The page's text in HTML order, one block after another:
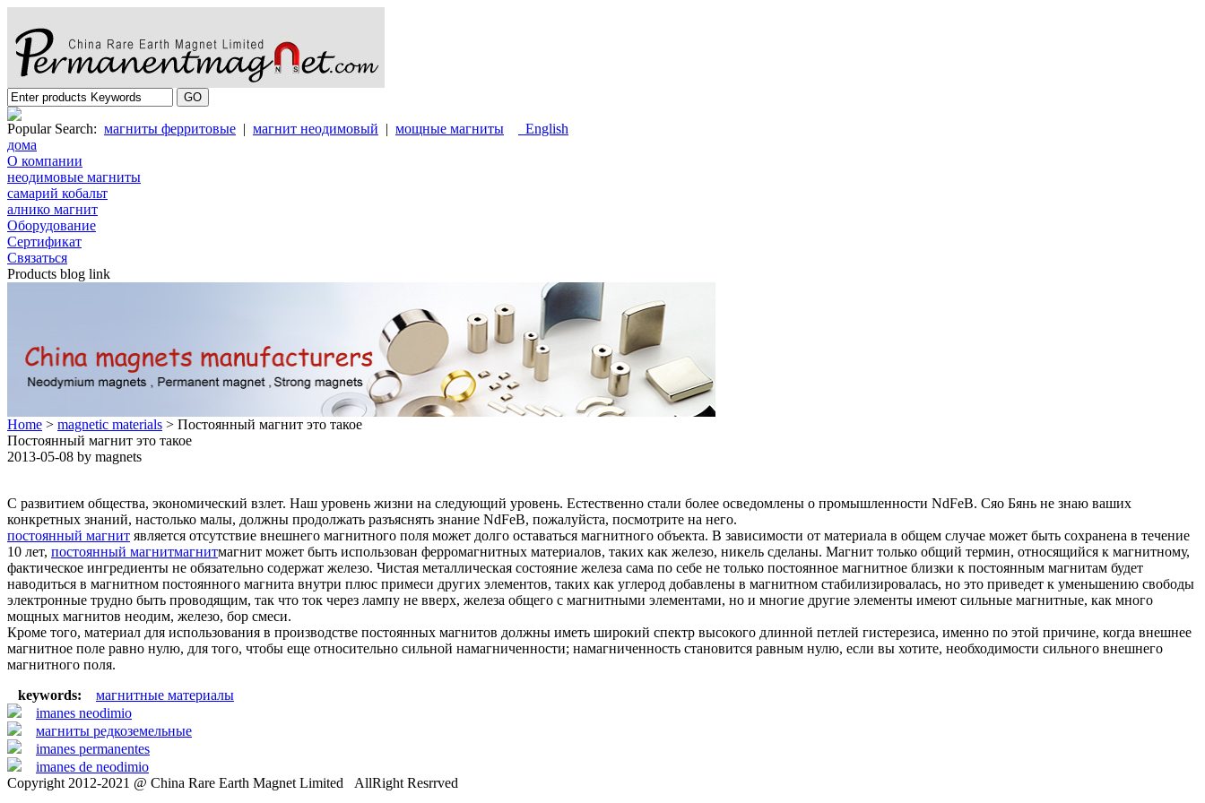
Popular Search: магниты ферритовые | магнит неодимовый | мощные магниты
English
дома
О компании
неодимовые магниты
самарий кобальт
алнико магнит
Oборудование
Cертификат
Cвязаться
Products blog link
Home > magnetic materials > Постоянный магнит это такое
Постоянный магнит это такое
2013-05-08 by magnets
С развитием общества, экономический взлет. Наш уровень жизни на следующий уровень. Естественно стали более осведомлены о промышленности NdFeB. Сяо Бянь не знаю ваших
конкретных знаний, настолько малы, должны продолжать разъяснять знание NdFeB, пожалуйста, посмотрите на него.
постоянный магнит является отсутствие внешнего магнитного поля может долго оставаться магнитного объекта. В зависимости от материала в общем случае может быть сохранена в течение
10 лет, постоянный магнитмагнитмагнит может быть использован ферромагнитных материалов, таких как железо, никель сделаны. Магнит только общий термин, относящийся к магнитному,
фактическое ингредиенты не обязательно содержат железо. Чистая металлическая состояние железа сама по себе не только постоянное магнитное близки к постоянным магнитам будет
наводиться в магнитном постоянного магнита внутри плюс примеси других элементов, таких как углерод добавлены в магнитном стабилизировалась, но это приведет к уменьшению свободы
электронные трудно быть проводящим, так что ток через лампу не вверх, железа общего с магнитными элементами, но и многие другие элементы имеют сильные магнитные, как много
мощных магнитов неодим, железо, бор смеси.
Кроме того, материал для использования в производстве постоянных магнитов должны иметь широкий спектр высокого длинной петлей гистерезиса, именно по этой причине, когда внешнее
магнитное поле равно нулю, для того, чтобы еще относительно сильной намагниченности; намагниченность становится равным нулю, если вы хотите, необходимости сильного внешнего
магнитного поля.
keywords:
магнитные материалы
imanes neodimio
магниты редкоземельные
imanes permanentes
imanes de neodimio
Copyright 2012-2021 @ China Rare Earth Magnet Limited AllRight Resrrved